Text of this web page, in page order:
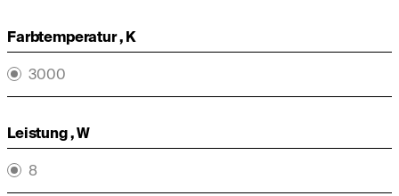
Farbtemperatur , K
3000
Leistung , W
8